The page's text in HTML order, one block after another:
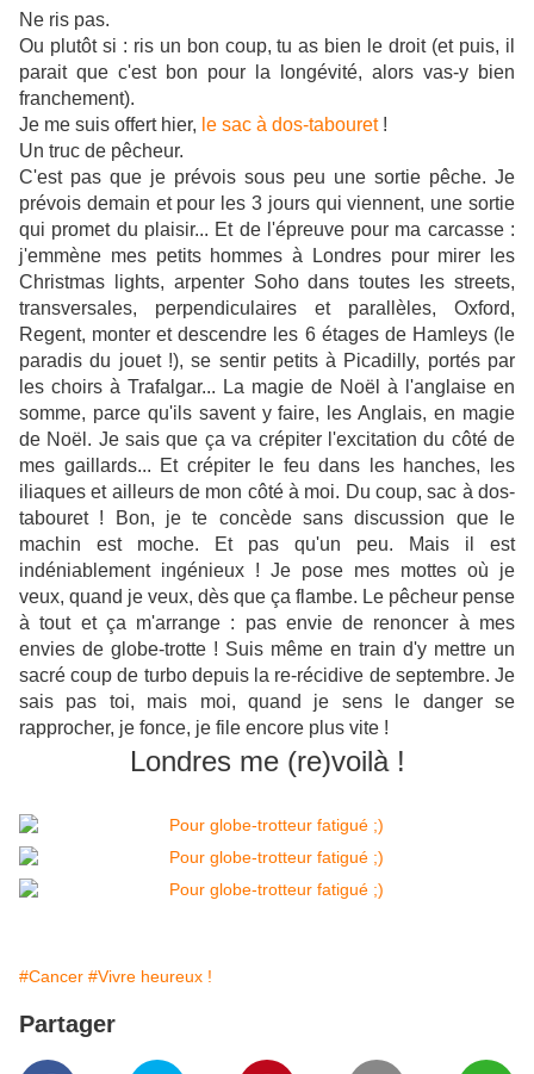
Ne ris pas.
Ou plutôt si : ris un bon coup, tu as bien le droit (et puis, il
parait que c'est bon pour la longévité, alors vas-y bien
franchement).
Je me suis offert hier, le sac à dos-tabouret!
Un truc de pêcheur.
C'est pas que je prévois sous peu une sortie pêche. Je
prévois demain et pour les 3 jours qui viennent, une sortie
qui promet du plaisir... Et de l'épreuve pour ma carcasse :
j'emmène mes petits hommes à Londres pour mirer les
Christmas lights, arpenter Soho dans toutes les streets,
transversales, perpendiculaires et parallèles, Oxford,
Regent, monter et descendre les 6 étages de Hamleys (le
paradis du jouet !), se sentir petits à Picadilly, portés par
les choirs à Trafalgar... La magie de Noël à l'anglaise en
somme, parce qu'ils savent y faire, les Anglais, en magie
de Noël. Je sais que ça va crépiter l'excitation du côté de
mes gaillards... Et crépiter le feu dans les hanches, les
iliaques et ailleurs de mon côté à moi. Du coup, sac à dos-
tabouret ! Bon, je te concède sans discussion que le
machin est moche. Et pas qu'un peu. Mais il est
indéniablement ingénieux ! Je pose mes mottes où je
veux, quand je veux, dès que ça flambe. Le pêcheur pense
à tout et ça m'arrange : pas envie de renoncer à mes
envies de globe-trotte ! Suis même en train d'y mettre un
sacré coup de turbo depuis la re-récidive de septembre. Je
sais pas toi, mais moi, quand je sens le danger se
rapprocher, je fonce, je file encore plus vite !
Londres me (re)voilà !
#Cancer #Vivre heureux !
Partager